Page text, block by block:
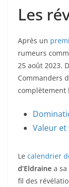
Les
Après un
rumeurs
25 août 2023.
Commanders
complètement
Valeur et
Le calendrier
d’Eldraine a sa
fil des